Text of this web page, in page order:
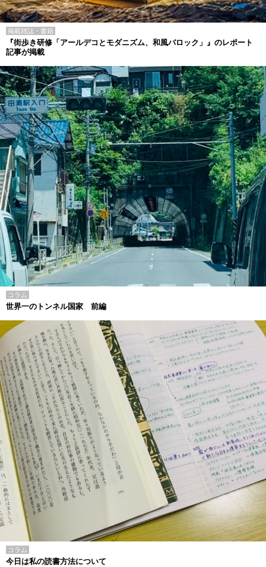
掲載雑誌・書籍
『街歩き研修「アールデコとモダニズム、和風バロック」』のレポート
記事が掲載
コラム
世界一のトンネル国家 前編
コラム
今日は私の読書方法について